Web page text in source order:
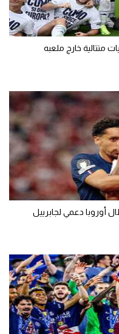
أوروبا دعمي لجابرييل